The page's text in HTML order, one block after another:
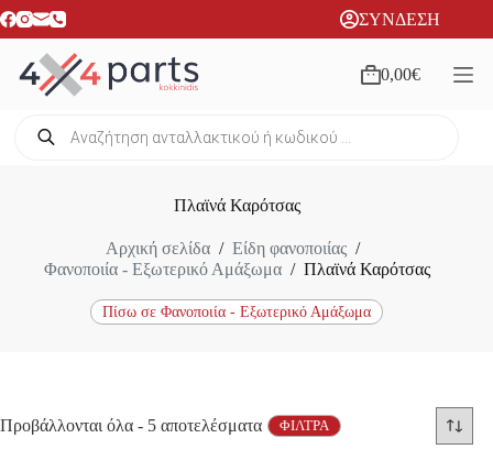
Μετάβαση
στο
ΣΥΝΔΕΣΗ
Καλάθι
0,00€
search
Πλαϊνά Καρότσας
Αρχική σελίδα / Είδη φανοποιίας /
Φανοποιία - Εξωτερικό Αμάξωμα / Πλαϊνά Καρότσας
Πίσω σε Φανοποιία - Εξωτερικό Αμάξωμα
Προβάλλονται όλα - 5 αποτελέσματαSorted
ΦΙΛΤΡΑ